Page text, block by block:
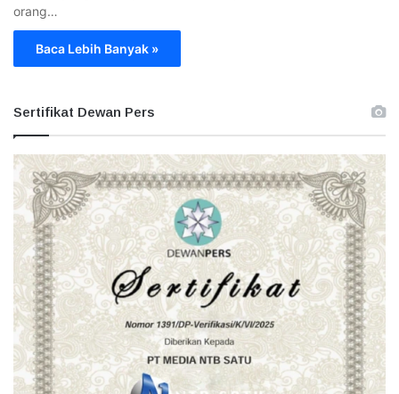
orang…
Baca Lebih Banyak »
Sertifikat Dewan Pers